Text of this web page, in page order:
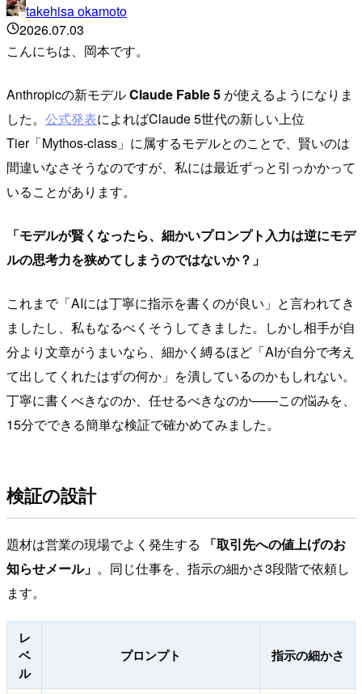
takehisa okamoto
2026.07.03
こんにちは、岡本です。
Anthropicの新モデルClaude Fable 5 が使えるようになりま
した。 公式発表によればClaude 5世代の新しい上位
Tier「Mythos-class」に属するモデルとのことで、賢いのは
間違いなさそうなのですが、私には最近ずっと引っかかって
いることがあります。
「モデルが賢くなったら、細かいプロンプト入力は逆にモデ
ルの思考力を狭めてしまうのではないか？」
これまで「AIには丁寧に指示を書くのが良い」と言われてき
ましたし、私もなるべくそうしてきました。しかし相手が自
分より文章がうまいなら、細かく縛るほど「AIが自分で考え
て出してくれたはずの何か」を潰しているのかもしれない。
丁寧に書くべきなのか、任せるべきなのか——この悩みを、
15分でできる簡単な検証で確かめてみました。
検証の設計
題材は営業の現場でよく発生する
「取引先への値上げのお
知らせメール」 。同じ仕事を、指示の細かさ3段階で依頼し
ます。
レ
ベ
ル
プロンプト 指示の細かさ